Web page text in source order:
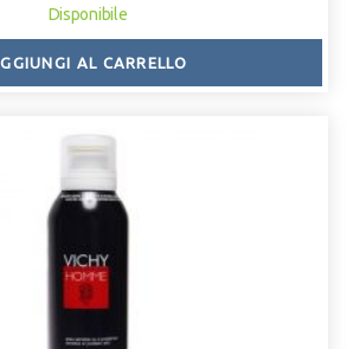
Disponibile
AL CARRELLO